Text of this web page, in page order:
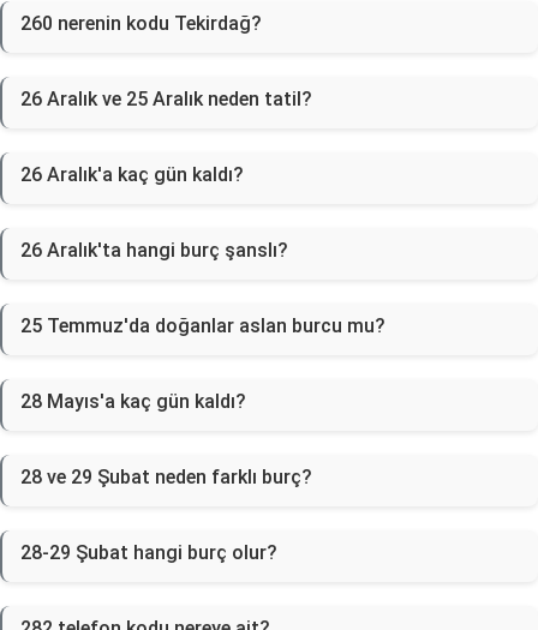
260 nerenin kodu Tekirdağ?
26 Aralık ve 25 Aralık neden tatil?
26 Aralık'a kaç gün kaldı?
26 Aralık'ta hangi burç şanslı?
25 Temmuz'da doğanlar aslan burcu mu?
28 Mayıs'a kaç gün kaldı?
28 ve 29 Şubat neden farklı burç?
28-29 Şubat hangi burç olur?